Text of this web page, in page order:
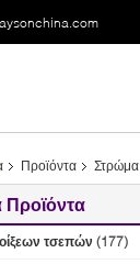
Προϊόντα Στρώμα
Προϊόντα
τσεπών (177)